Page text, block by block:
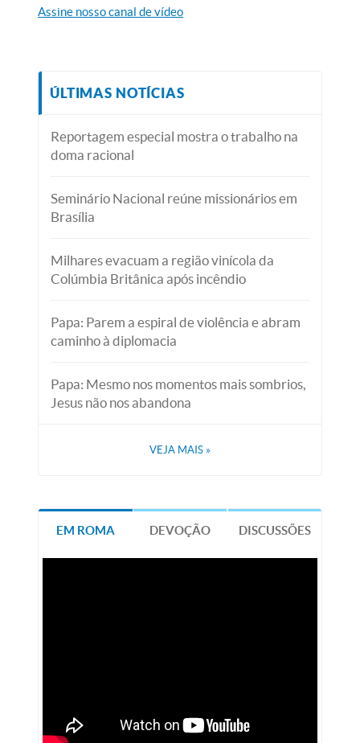
Assine nosso canal de vídeo
ÚLTIMAS NOTÍCIAS
Reportagem especial mostra o trabalho na
doma racional
Seminário Nacional reúne missionários em
Brasília
Milhares evacuam a região vinícola da
Colúmbia Britânica após incêndio
Papa: Parem a espiral de violência e abram
caminho à diplomacia
Papa: Mesmo nos momentos mais sombrios,
Jesus não nos abandona
VEJA MAIS »
EM ROMA DEVOÇÃO DISCUSSÕES